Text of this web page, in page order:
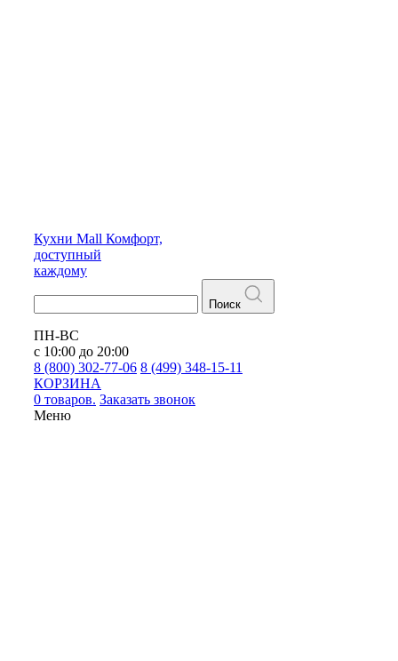
Кухни Mall Комфорт,
доступный
каждому
Поиск
ПН-ВС
с 10:00 до 20:00
8 (800) 302-77-06 8 (499) 348-15-11
КОРЗИНА
0 товаров. Заказать звонок
Меню